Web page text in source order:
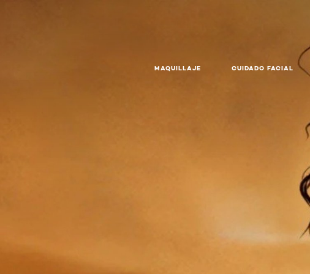
MAQUILLAJE CUIDADO FACIAL